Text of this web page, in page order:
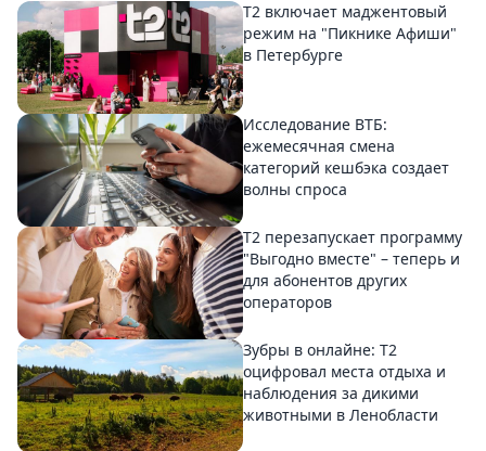
Т2 включает маджентовый
режим на "Пикнике Афиши"
в Петербурге
Исследование ВТБ:
ежемесячная смена
категорий кешбэка создает
волны спроса
Т2 перезапускает программу
"Выгодно вместе" – теперь и
для абонентов других
операторов
Зубры в онлайне: Т2
оцифровал места отдыха и
наблюдения за дикими
животными в Ленобласти